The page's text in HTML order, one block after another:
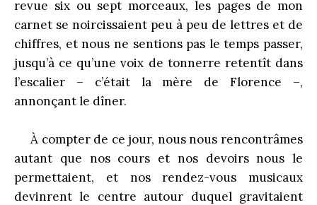
revue six ou sept morceaux, les pages de mon
carnet se noircissaient peu à peu de lettres et de
chiffres, et nous ne sentions pas le temps passer,
jusqu’à ce qu’une voix de tonnerre retentît dans
l’escalier – c’était la mère de Florence –,
annonçant le dîner.
À compter de ce jour, nous nous rencontrâmes
autant que nos cours et nos devoirs nous le
permettaient, et nos rendez-vous musicaux
devinrent le centre autour duquel gravitaient